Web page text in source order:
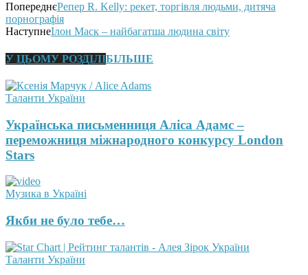
ПопереднєРепер R. Kelly: рекет, торгівля людьми, дитяча
порнографія
НаступнеІлон Маск – найбагатша людина світу
У ЦЬОМУ РОЗДІЛІБІЛЬШЕ
Таланти України
Українська письменниця Аліса Адамс –
переможниця міжнародного конкурсу London
Stars
Музика в Україні
Якби не було тебе…
Таланти України